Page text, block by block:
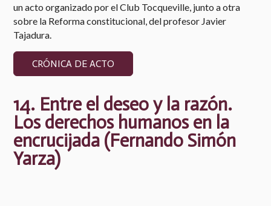
unacto organizado por el Club Tocqueville, junto a otra
sobre la Reforma constitucional, del profesor Javier
Tajadura.​
CRÓNICA DE ACTO
1​4. Entre el deseo y la razón.
Los derechos humanos en la
encrucijada (Fernando Simón
Yarza)